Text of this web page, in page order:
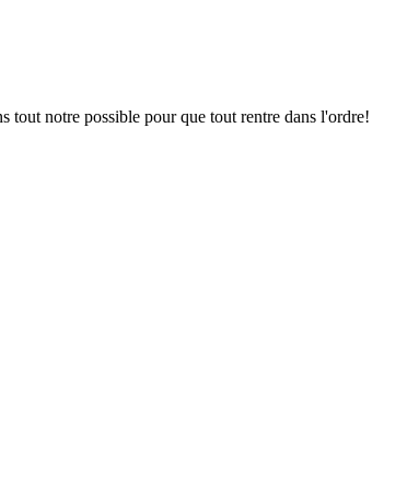
tout notre possible pour que tout rentre dans l'ordre!